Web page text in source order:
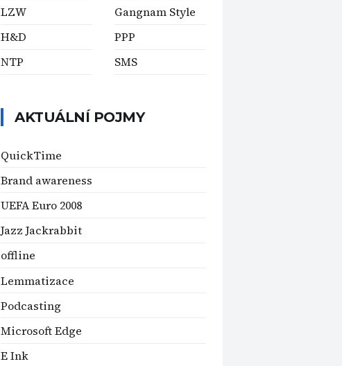
LZW
H&D
NTP
Gangnam Style
PPP
SMS
AKTUÁLNÍ POJMY
QuickTime
Brand awareness
UEFA Euro 2008
Jazz Jackrabbit
offline
Lemmatizace
Podcasting
Microsoft Edge
E Ink